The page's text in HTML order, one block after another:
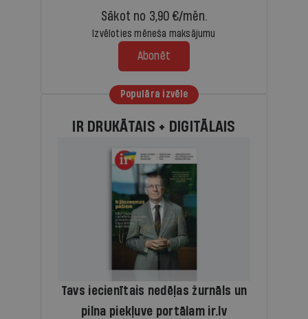
Sākot no 3,90 €/mēn.
Izvēloties mēneša maksājumu
Abonēt
Populāra izvēle
IR DRUKĀTAIS + DIGITĀLAIS
Tavs iecienītais nedēļas žurnāls un
pilna piekļuve portālam ir.lv